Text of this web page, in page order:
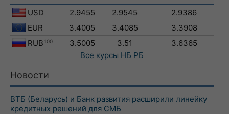
USD 2.9455 2.9545
2.9386
EUR
3.4005 3.4085
3.3908
RUB 100 3.5005 3.51
3.6365
Все курсы НБ РБ
Новости
ВТБ (Беларусь) и Банк развития расширили линейку
кредитных решений для СМБ